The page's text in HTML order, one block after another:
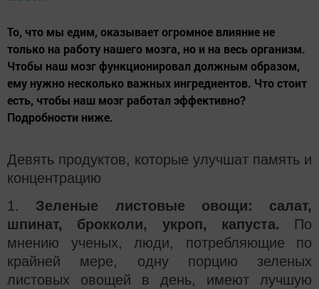
То, что мы едим, оказывает огромное влияние не
только на работу нашего мозга, но и на весь организм.
Чтобы наш мозг функционировал должным образом,
ему нужно несколько важных ингредиентов. Что стоит
есть, чтобы наш мозг работал эффективно?
Подробности ниже.
Девять продуктов, которые улучшат память и
концентрацию
1. Зеленые листовые овощи: салат,
шпинат, брокколи, укроп, капуста. По
мнению ученых, люди, потребляющие по
крайней мере, одну порцию зеленых
листовых овощей в день, имеют лучшую